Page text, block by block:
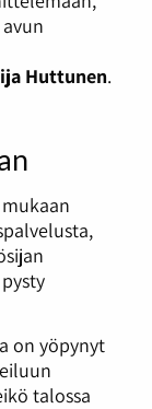
Huttunen.
on yöpynyt
talossa